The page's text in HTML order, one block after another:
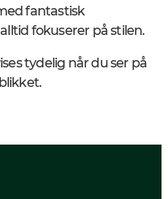
fantastisk
fokuserer på stilen.
tydelig når du ser på